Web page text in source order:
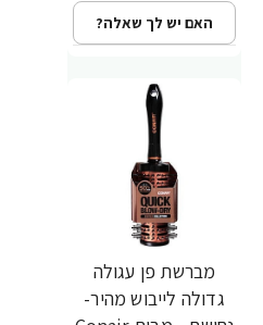
האם יש לך שאלה?
מברשת פן עגולה
גדולה לייבוש מהיר-